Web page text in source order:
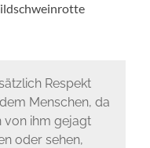
Respekt
Menschen, da
von ihm gejagt
oder sehen,